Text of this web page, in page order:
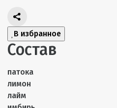
В избранное
Состав
патока
лимон
лайм